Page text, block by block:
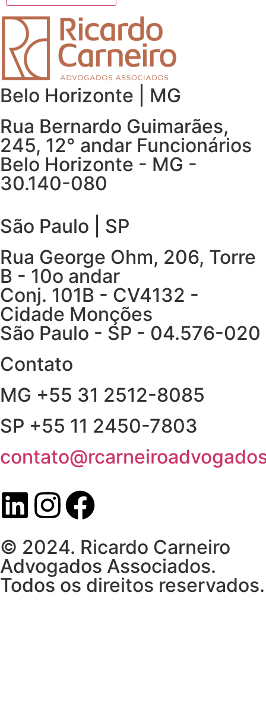
Belo Horizonte | MG
Rua Bernardo Guimarães,
245, 12° andar Funcionários
Belo Horizonte - MG -
30.140-080
São Paulo | SP
Rua George Ohm, 206, Torre
B - 10o andar
Conj. 101B - CV4132 -
Cidade Monções
São Paulo - SP - 04.576-020
Contato
MG +55 31 2512-8085
SP +55 11 2450-7803
© 2024. Ricardo Carneiro
Advogados Associados.
Todos os direitos reservados.